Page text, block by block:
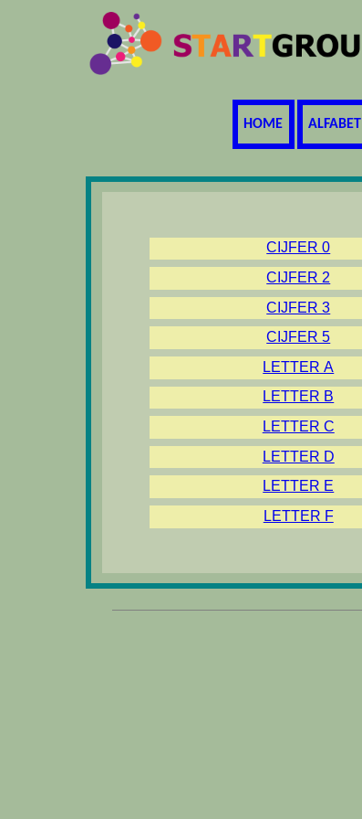
HOME ALFABET
CIJFER 0
CIJFER 2
CIJFER 3
CIJFER 5
LETTER A
LETTER B
LETTER C
LETTER D
LETTER E
LETTER F